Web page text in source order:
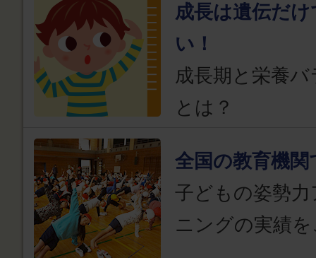
成長は遺伝だ
い！
成長期と栄養
とは？
全国の教育機関
子どもの姿勢
ニングの実績